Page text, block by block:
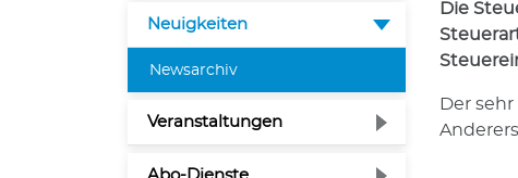
Neuigkeiten
Newsarchiv(ausgewählt)
Veranstaltungen
Die
Der